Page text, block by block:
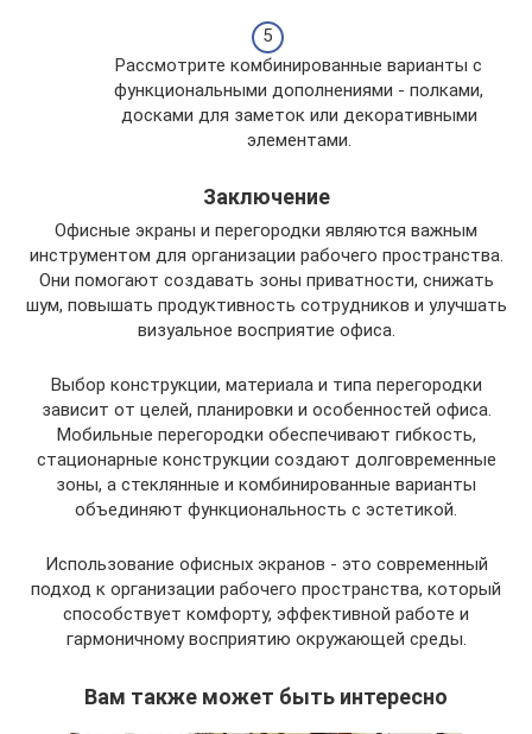
Рассмотрите комбинированные варианты с
функциональными дополнениями - полками,
досками для заметок или декоративными
элементами.
Заключение
Офисные экраны и перегородки являются важным
инструментом для организации рабочего пространства.
Они помогают создавать зоны приватности, снижать
шум, повышать продуктивность сотрудников и улучшать
визуальное восприятие офиса.
Выбор конструкции, материала и типа перегородки
зависит от целей, планировки и особенностей офиса.
Мобильные перегородки обеспечивают гибкость,
стационарные конструкции создают долговременные
зоны, а стеклянные и комбинированные варианты
объединяют функциональность с эстетикой.
Использование офисных экранов - это современный
подход к организации рабочего пространства, который
способствует комфорту, эффективной работе и
гармоничному восприятию окружающей среды.
Вам также может быть интересно